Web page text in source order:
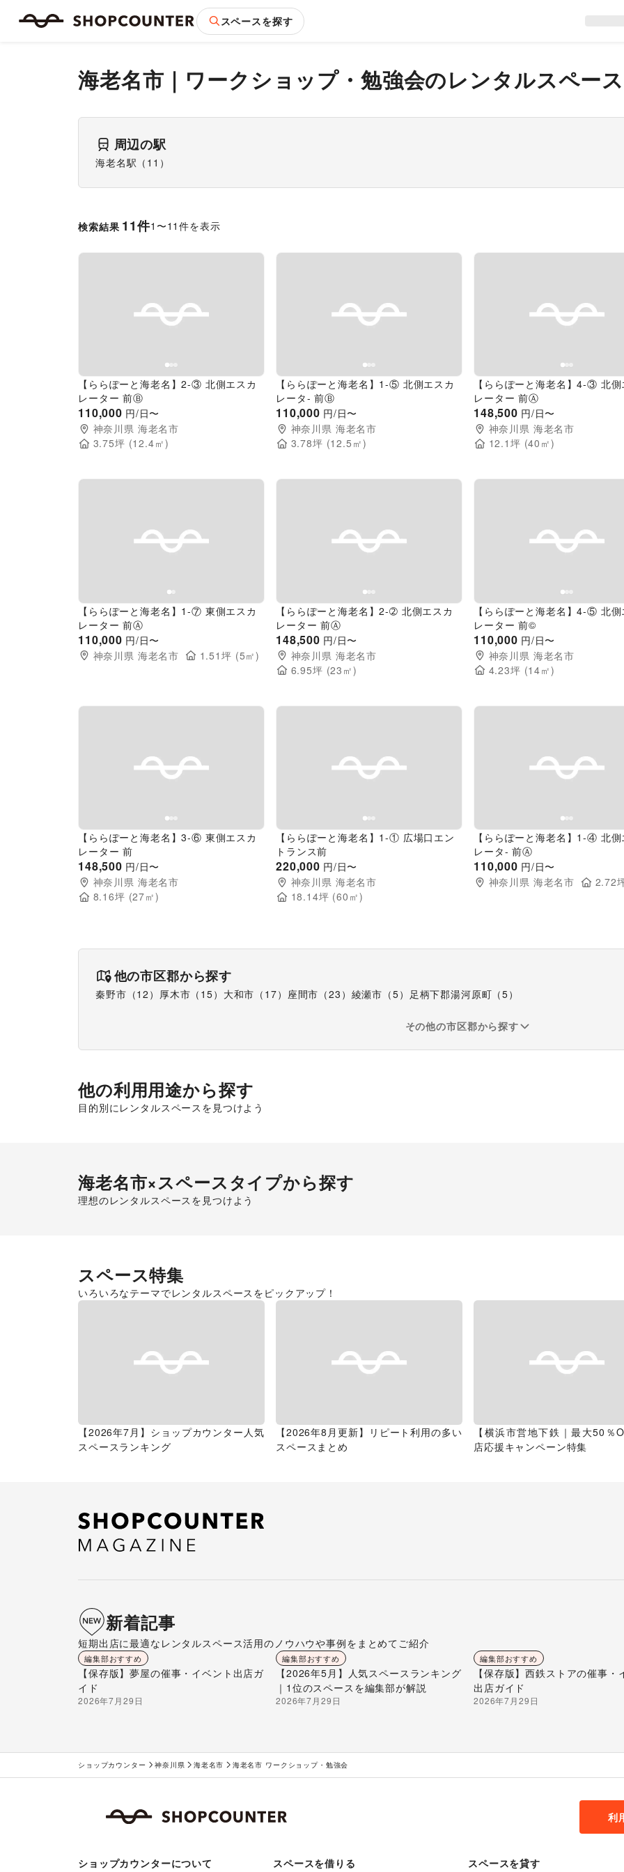
スペースを探す
海老名市 ｜ ワークショップ・勉強会のレンタルスペース
周辺の駅
海老名駅 （ 11 ）
検索結果 11件1 〜11件を表示
Previous slide
【ららぽーと海老名】2-③ 北側エスカ
レーター 前Ⓑ
110,000 円/日〜
神奈川県 海老名市
3.75坪 (12.4㎡)
Previous slide
【ららぽーと海老名】1-⑤ 北側エスカ
レータ- 前Ⓑ
110,000 円/日〜
神奈川県 海老名市
3.78坪 (12.5 ㎡)
Previous slide
【ららぽーと海老名】4-③ 北
レーター 前Ⓐ
148,500 円/日〜
神奈川県 海老名市
12.1 坪 (40 ㎡)
Previous slide
【ららぽーと海老名】1-⑦ 東側エスカ
レーター 前Ⓐ
110,000 円/日〜
神奈川県 海老名市 1.51 坪 (5㎡)
Previous slide
【ららぽーと海老名】2-➁ 北側エスカ
レーター 前Ⓐ
148,500 円/日〜
神奈川県 海老名市
6.95坪 (23 ㎡)
Previous slide
【ららぽーと海老名】4-⑤ 北
レーター 前©
110,000 円/日〜
神奈川県 海老名市
4.23坪 (14㎡)
Previous slide
【ららぽーと海老名】3-⑥ 東側エスカ
レーター 前
148,500 円/日〜
神奈川県 海老名市
8.16坪 (27㎡)
Previous slide
【ららぽーと海老名】1-① 広場口エン
トランス前
220,000 円/日〜
神奈川県 海老名市
18.14坪 (60 ㎡)
Previous slide
【ららぽーと海老名】1-④ 北
レータ- 前Ⓐ
110,000 円/日〜
神奈川県 海老名市 2.72
他の市区郡から探す
秦野市 （12 ） 厚木市 （ 15） 大和市 （ 17） 座間市 （23 ） 綾瀬市 （5） 足柄下郡湯河原町 （5）
その他の市区郡から探す
他の利用用途から探す
目的別にレンタルスペースを見つけよう
海老名市×スペースタイプから探す
理想のレンタルスペースを見つけよう
スペース特集
いろいろなテーマでレンタルスペースをピックアップ！
【2026年7月】ショップカウンター人気
スペースランキング
【2026年8月更新】リピート利用の多い
スペースまとめ
【横浜市営地下鉄｜最大50％
店応援キャンペーン特集
新着記事
短期出店に最適なレンタルスペース活用のノウハウや事例をまとめてご紹介
編集部おすすめ
【保存版】夢屋の催事・イベント出店ガ
イド
2026年7月29日
編集部おすすめ
【2026年5月】人気スペースランキング
｜1位のスペースを編集部が解説
2026年7月29日
編集部おすすめ
【保存版】西鉄ストアの催事・
出店ガイド
2026年7月29日
ショップカウンター 神奈川県 海老名市 海老名市 ワークショップ・勉強会
利
ショップカウンターについて
スペースを借りる
スペースを貸す